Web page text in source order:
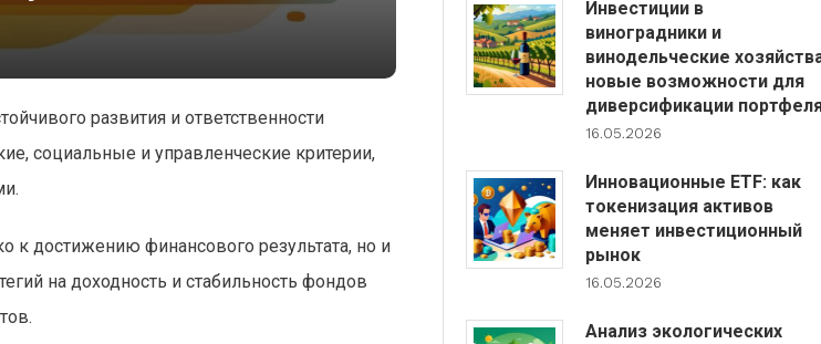
развития и ответственности
социальные и управленческие критерии,
к достижению финансового результата, но и
на доходность и стабильность фондов
Инвестиции в
виноградники и
винодельческие
новые возможности для
диверсификации
16.05.2026
Инновационные ETF: как
токенизация активов
меняет инвестиционный
рынок
16.05.2026
Анализ экологических